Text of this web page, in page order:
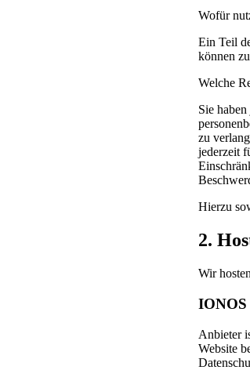
Wofür
Ein Teil
können
Welche
Sie
zu
jederzeit
Hierzu
2.
Wir
IONOS
Anbieter
Website